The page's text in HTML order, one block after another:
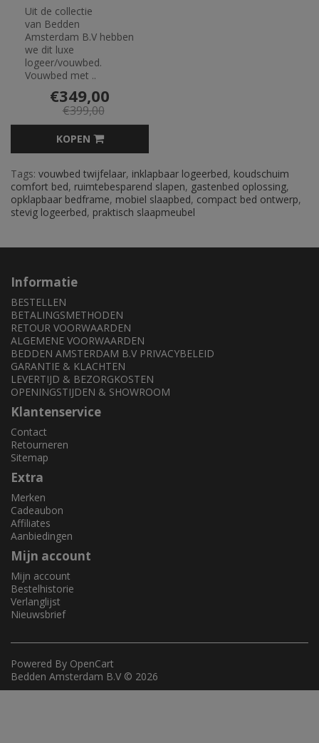
Uit de collectie
van Bedden
Amsterdam B.V hebben
we dit luxe
logeer/vouwbed.
Vouwbed met ..
€349,00
€399,00
KOPEN
Tags: vouwbed twijfelaar, inklapbaar logeerbed, koudschuim
comfort bed, ruimtebesparend slapen, gastenbed oplossing,
opklapbaar bedframe, mobiel slaapbed, compact bed ontwerp,
stevig logeerbed, praktisch slaapmeubel
Informatie
BESTELLEN
BETALINGSMETHODEN
RETOUR VOORWAARDEN
ALGEMENE VOORWAARDEN
BEDDEN AMSTERDAM B.V PRIVACYBELEID
GARANTIE & KLACHTEN
LEVERTIJD & BEZORGKOSTEN
OPENINGSTIJDEN & SHOWROOM
Klantenservice
Contact
Retourneren
Sitemap
Extra
Merken
Cadeaubon
Affiliates
Aanbiedingen
Mijn account
Mijn account
Bestelhistorie
Verlanglijst
Nieuwsbrief
Powered By OpenCart
Bedden Amsterdam B.V © 2026